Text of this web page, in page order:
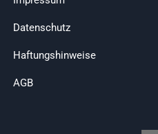
Datenschutz
Haftungshinweise
AGB